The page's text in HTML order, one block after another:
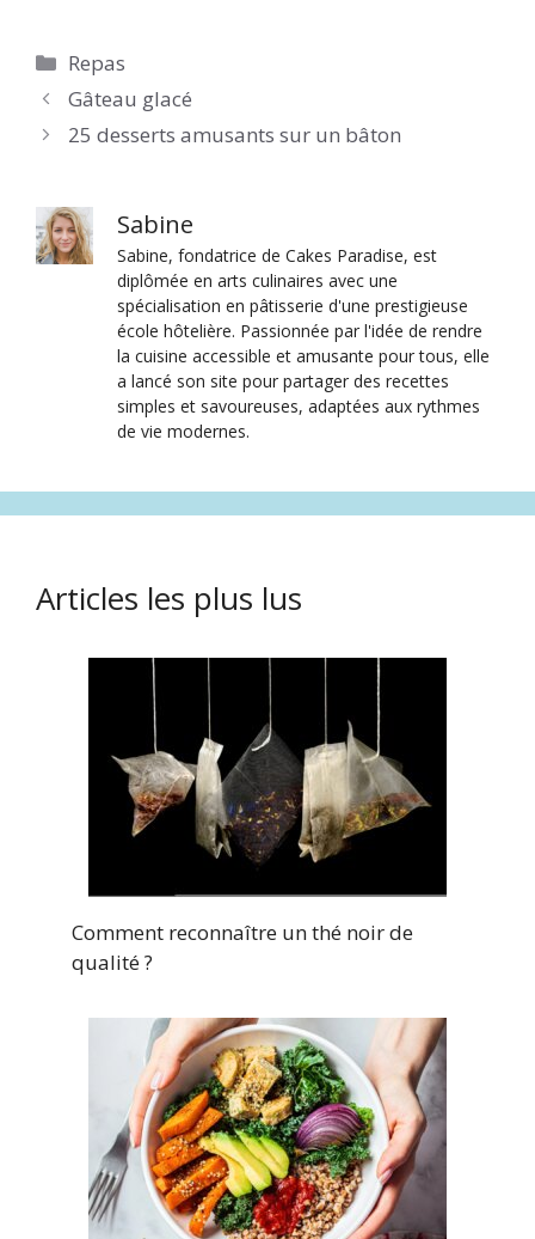
Catégories
Repas
Gâteau glacé
25 desserts amusants sur un bâton
Sabine
Sabine, fondatrice de Cakes Paradise, est
diplômée en arts culinaires avec une
spécialisation en pâtisserie d'une prestigieuse
école hôtelière. Passionnée par l'idée de rendre
la cuisine accessible et amusante pour tous, elle
a lancé son site pour partager des recettes
simples et savoureuses, adaptées aux rythmes
de vie modernes.
Articles les plus lus
Comment reconnaître un thé noir de
qualité ?